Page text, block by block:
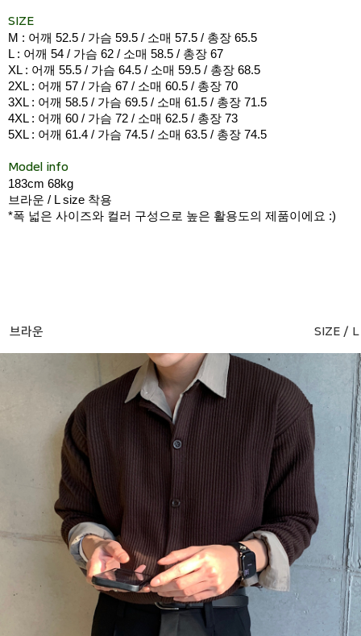
SIZE
M : 어깨 52.5 / 가슴 59.5 / 소매 57.5 / 총장 65.5
L : 어깨 54 / 가슴 62 / 소매 58.5 / 총장 67
XL : 어깨 55.5 / 가슴 64.5 / 소매 59.5 / 총장 68.5
2XL : 어깨 57 / 가슴 67 / 소매 60.5 / 총장 70
3XL : 어깨 58.5 / 가슴 69.5 / 소매 61.5 / 총장 71.5
4XL : 어깨 60 / 가슴 72 / 소매 62.5 / 총장 73
5XL : 어깨 61.4 / 가슴 74.5 / 소매 63.5 / 총장 74.5
Model info
183cm 68kg
브라운 / L size 착용
*폭 넓은 사이즈와 컬러 구성으로 높은 활용도의 제품이에요 :)
브라운 SIZE / L